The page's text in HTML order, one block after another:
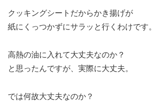
クッキングシートだからかき揚げが
紙にくっつかずにサラッと行くわけです。
高熱の油に入れて大丈夫なのか？
と思ったんですが、実際に大丈夫。
では何故大丈夫なのか？